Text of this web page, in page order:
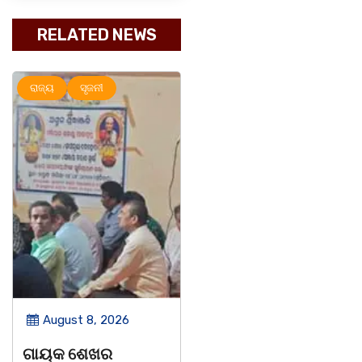
RELATED NEWS
ମହାନଗର
ସୃଜନୀ
August 8, 2026
ଡଃ ଜ୍ଞାନେନ୍ଦ୍ର ଙ୍କ